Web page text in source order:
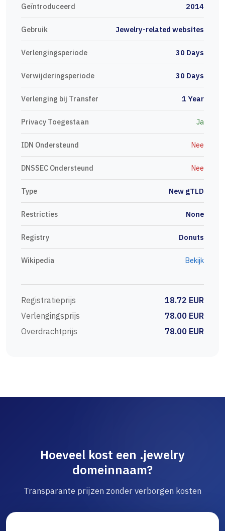
Geïntroduceerd 2014
Gebruik Jewelry-related websites
Verlengingsperiode 30 Days
Verwijderingsperiode 30 Days
Verlenging bij Transfer 1 Year
Privacy Toegestaan Ja
IDN Ondersteund Nee
DNSSEC Ondersteund Nee
Type New gTLD
Restricties None
Registry Donuts
Wikipedia Bekijk
Registratieprijs
18.72 EUR
Verlengingsprijs
78.00 EUR
Overdrachtprijs
78.00 EUR
Hoeveel kost een .jewelry
domeinnaam?
Transparante prijzen zonder verborgen kosten